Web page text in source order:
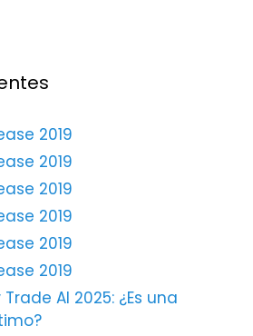
2019
2019
2019
2019
2019
2019
AI 2025: ¿Es una